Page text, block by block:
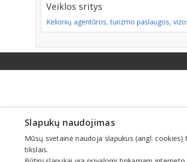
Veiklos sritys
Kelionių agentūros, turizmo paslaugos,
Slapukų naudojimas
Mūsų svetainė naudoja slapukus (angl.
tikslais.